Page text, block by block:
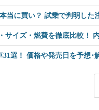
当に買い？ 試乗で判明し
サイズ・燃費を徹底比較！
31選！ 価格や発売日を予想･